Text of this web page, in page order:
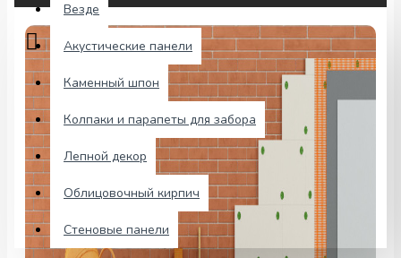
Везде
Акустические панели
Каменный шпон
Колпаки и парапеты для забора
Лепной декор
Облицовочный кирпич
Стеновые панели